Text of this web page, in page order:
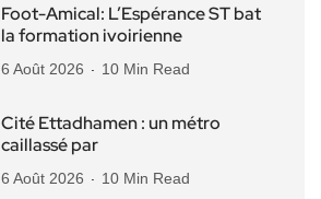
Foot-Amical: L’Espérance ST bat
la formation ivoirienne
6 Août 2026 10 Min Read
Cité Ettadhamen : un métro
caillassé par
6 Août 2026 10 Min Read